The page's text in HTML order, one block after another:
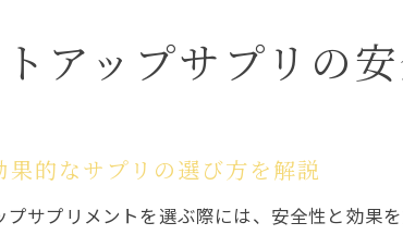
バス
アップサプリの
果的なサプリの選び方を解説
プサプリメントを選ぶ際には、安全性と効果